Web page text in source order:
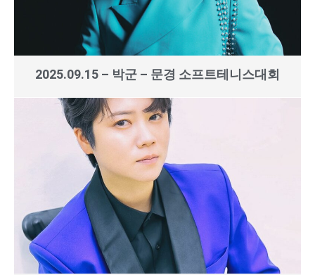
2025.09.15 – 박군 – 문경 소프트테니스대회